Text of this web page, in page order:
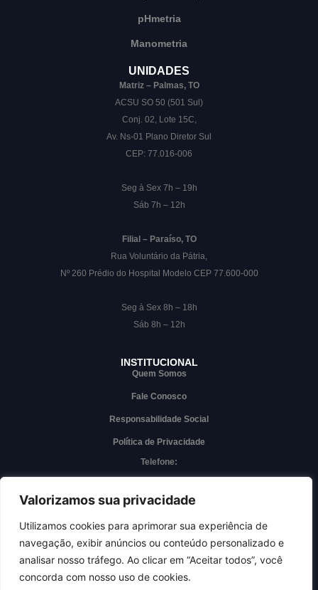
Valorizamos sua privacidade
Utilizamos cookies para aprimorar sua experiência de
navegação, exibir anúncios ou conteúdo personalizado e
analisar nosso tráfego. Ao clicar em “Aceitar todos”, você
concorda com nosso uso de cookies.
pHmetria
Manometria
UNIDADES
Matriz – Palmas, TO
ACSU SO 50 (501 Sul)
Conj. 02, Lote 15C,
Av. Ns-01 Plano Diretor Sul
CEP: 77.016-006
Seg à Sex 7h – 19h
Sáb 7h – 12h
Filial – Paraíso, TO
Rua Voluntário da Pátria,
Nº 260 Prédio do Hospital Modelo CEP 77.600-000
Seg à Sex 8h – 18h
Sáb 8h – 12h
INSTITUCIONAL
Quem Somos
Fale Conosco
Responsabilidade Social
Política de Privacidade
Telefone:
Whatsapp
Acesso interno